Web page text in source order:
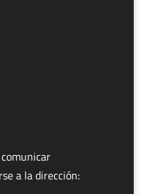
a la dirección: